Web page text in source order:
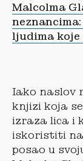
Malcolma
ljudima koje
Iako naslov
knjizi koja
izraza lica i
iskoristiti na
posao u